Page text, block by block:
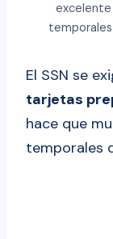
excelente
El SSN se
tarjetas
hace que
temporales